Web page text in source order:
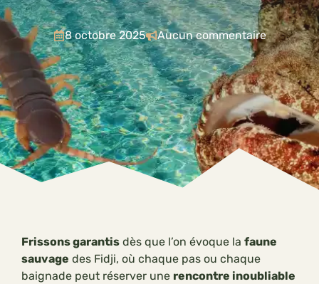
8 octobre 2025 Aucun commentaire
Frissons garantis dès que l’on évoque la faune
sauvage des Fidji, où chaque pas ou chaque
baignade peut réserver une rencontre inoubliable